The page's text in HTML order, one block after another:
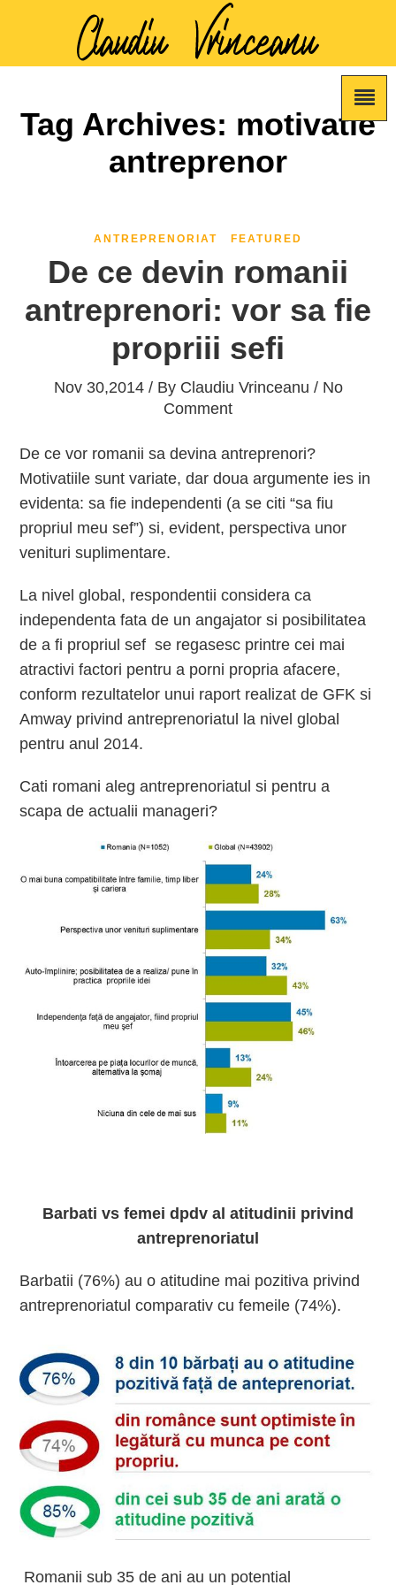
Tag Archives: motivatie
antreprenor
ANTREPRENORIAT FEATURED
De ce devin romanii
antreprenori: vor sa fie
propriii sefi
Nov 30,2014 / By Claudiu Vrinceanu / No
Comment
De ce vor romanii sa devina antreprenori?
Motivatiile sunt variate, dar doua argumente ies in
evidenta: sa fie independenti (a se citi “sa fiu
propriul meu sef”) si, evident, perspectiva unor
venituri suplimentare.
La nivel global, respondentii considera ca
independenta fata de un angajator si posibilitatea
de a fi propriul sef se regasesc printre cei mai
atractivi factori pentru a porni propria afacere,
conform rezultatelor unui raport realizat de GFK si
Amway privind antreprenoriatul la nivel global
pentru anul 2014.
Cati romani aleg antreprenoriatul si pentru a
scapa de actualii manageri?
Barbati vs femei dpdv al atitudinii privind
antreprenoriatul
Barbatii (76%) au o atitudine mai pozitiva privind
antreprenoriatul comparativ cu femeile (74%).
Romanii sub 35 de ani au un potential